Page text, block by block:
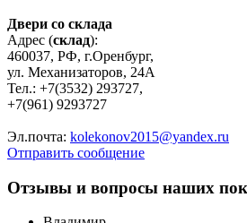
Двери со склада
Адрес (склад):
460037, РФ, г.Оренбург,
ул. Механизаторов, 24А
Тел.: +7(3532) 293727,
+7(961) 9293727
Эл.почта: kolekonov2015@yandex.ru
Отправить сообщение
Отзывы и вопросы наших